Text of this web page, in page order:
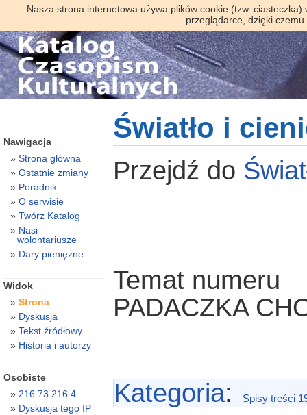
Nasza strona internetowa używa plików cookie (tzw.
przeglądarce, dzięki
Światło i
Przejdź do
Temat numeru
PADACZKA
Kategoria: Spisy treści
Nawigacja
Strona główna
Ostatnie zmiany
Poradnik
O serwisie
Twórz Katalog
Nasi
wolontariusze
Dary pieniężne
Widok
Strona
Dyskusja
Tekst źródłowy
Historia i autorzy
Osobiste
216.73.216.4
Dyskusja tego IP